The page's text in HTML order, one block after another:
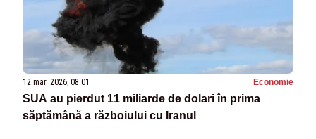
12 mar. 2026, 08:01 Economie
SUA au pierdut 11 miliarde de dolari în prima
săptămână a războiului cu Iranul